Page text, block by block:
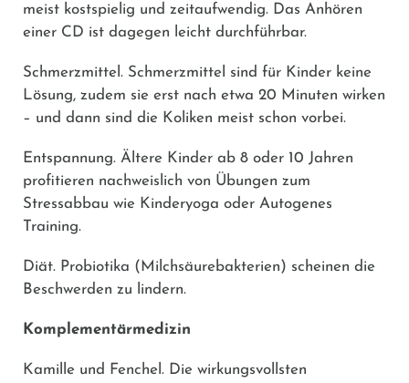
meist kostspielig und zeitaufwendig. Das Anhören
einer CD ist dagegen leicht durchführbar.
Schmerzmittel. Schmerzmittel sind für Kinder keine
Lösung, zudem sie erst nach etwa 20 Minuten wirken
– und dann sind die Koliken meist schon vorbei.
Entspannung. Ältere Kinder ab 8 oder 10 Jahren
profitieren nachweislich von Übungen zum
Stressabbau wie Kinderyoga oder Autogenes
Training.
Diät. Probiotika (Milchsäurebakterien) scheinen die
Beschwerden zu lindern.
Komplementärmedizin
Kamille und Fenchel. Die wirkungsvollsten